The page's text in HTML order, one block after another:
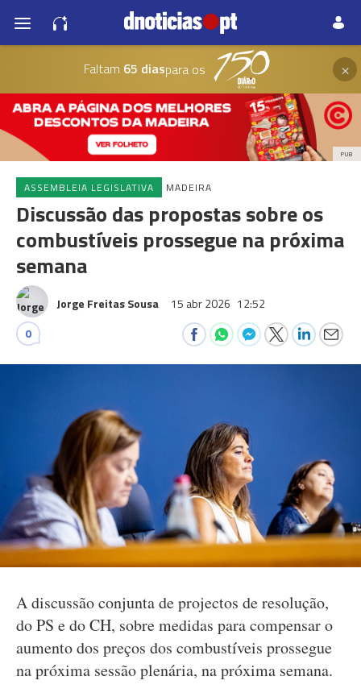
Faltam 65 diaspara os ×
PUB
ASSEMBLEIA LEGISLATIVA MADEIRA
Discussão das propostas sobre os
combustíveis prossegue na próxima
semana
Jorge Freitas Sousa 15 abr 2026 12:52
0
A discussão conjunta de projectos de resolução,
do PS e do CH, sobre medidas para compensar o
aumento dos preços dos combustíveis prossegue
na próxima sessão plenária, na próxima semana.